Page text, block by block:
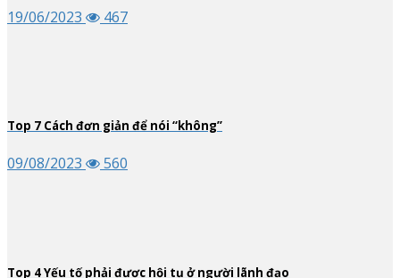
19/06/2023 467
Top 7 Cách đơn giản để nói “không”
09/08/2023 560
Top 4Yếu tố phải được hội tụ ở người lãnh đạo